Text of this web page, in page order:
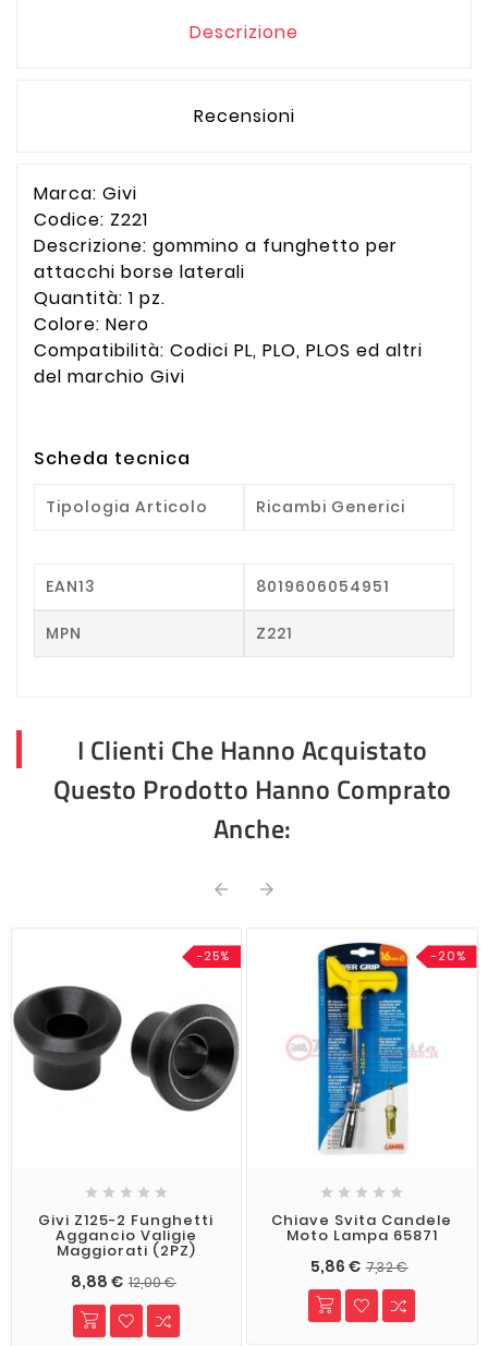
Descrizione
Recensioni
Marca: Givi
Codice: Z221
Descrizione: gommino a funghetto per
attacchi borse laterali
Quantità: 1 pz.
Colore: Nero
Compatibilità: Codici PL, PLO, PLOS ed altri
del marchio Givi
Scheda tecnica
Tipologia Articolo Ricambi Generici
EAN13 8019606054951
MPN Z221
I Clienti Che Hanno Acquistato
Questo Prodotto Hanno Comprato
Anche:
 
-25%
    
Givi Z125-2 Funghetti
Aggancio Valigie
Maggiorati (2PZ)
8,88 € 12,00 €
-20%
    
Chiave Svita Candele
Moto Lampa 65871
5,86 € 7,32 €